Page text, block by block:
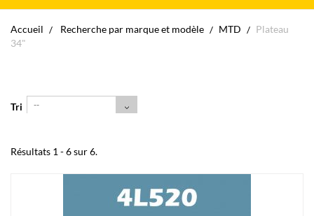
Accueil Recherche par marque et modèle MTD
Plateau
34"
Tri --
Résultats 1 - 6 sur 6.